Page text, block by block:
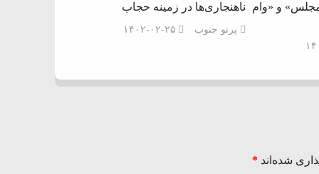
مجلس» و «وام
ناهنجاری‌ها در زمینه حجاب
پرتو جنوب ۱۴۰۲-۰۲-۲۵
شده‌اند *